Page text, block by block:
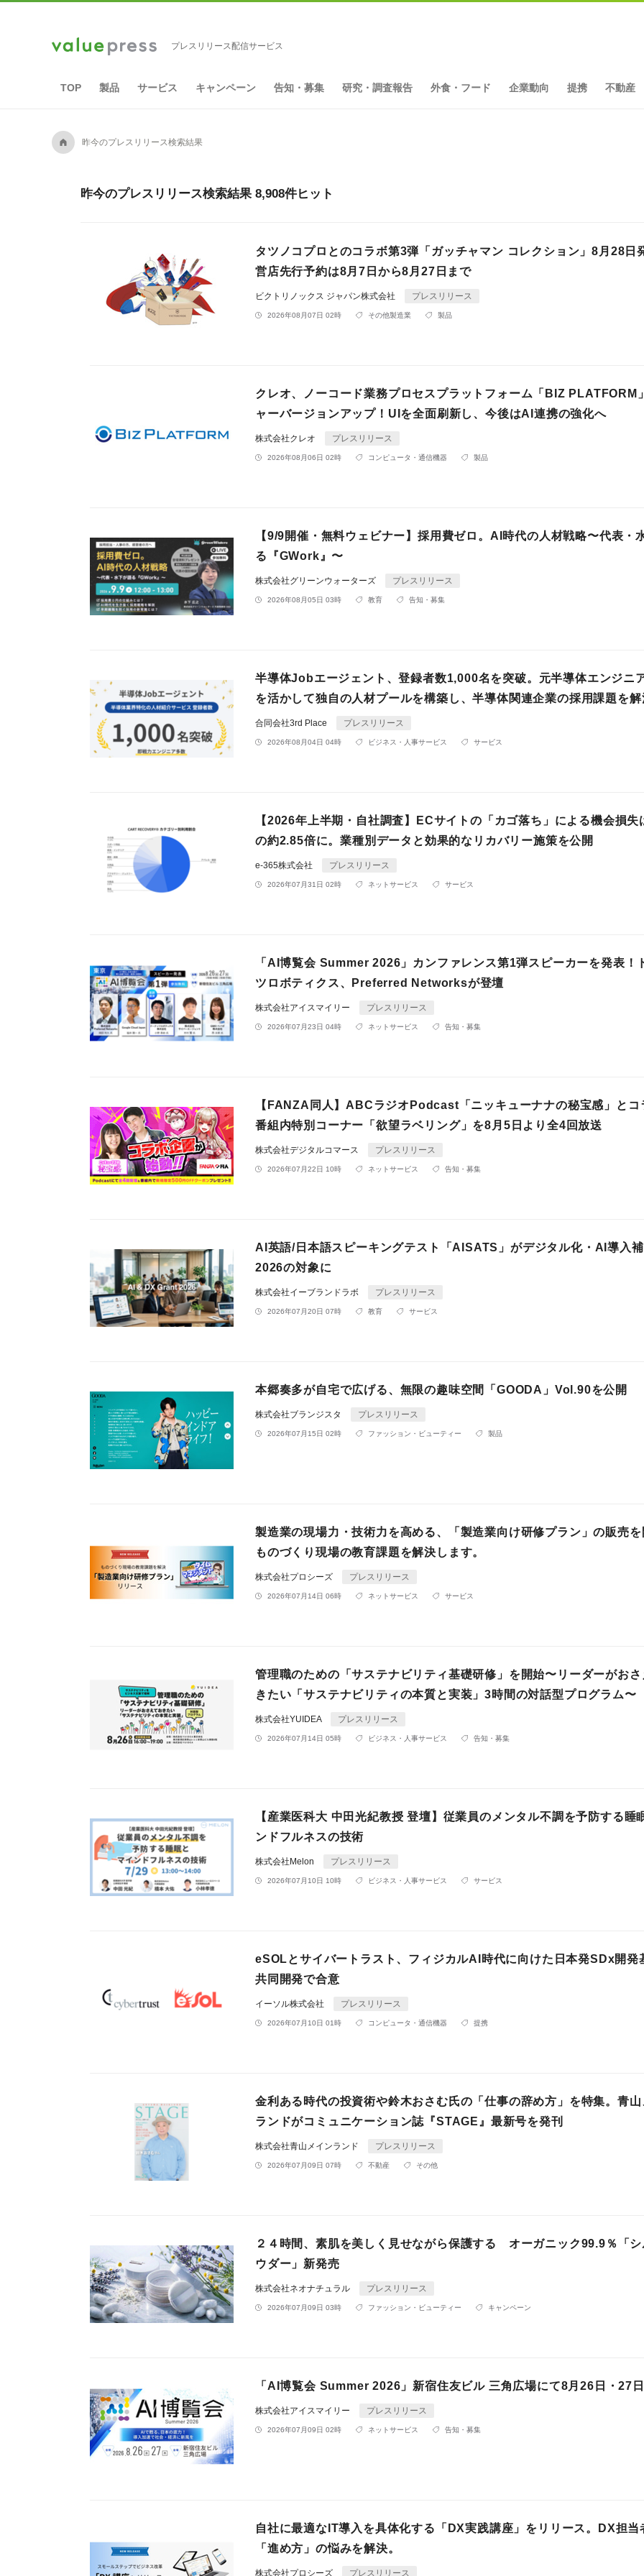
プレスリリース配信サービス
TOP 製品 サービス キャンペーン 告知・募集 研究・調査報告 外食・フード 企業動向 提携 不動産
A 昨今のプレスリリース検索結果
昨今のプレスリリース検索結果 8,908件ヒット
タツノコプロとのコラボ第3弾「ガッチャマン コレクション」8月28
営店先行予約は8月7日から8月27日まで
ビクトリノックス ジャパン株式会社 プレスリリース
2026年08月07日 02時 その他製造業 製品
クレオ、ノーコード業務プロセスプラットフォーム「BIZ PLATFORM
ャーバージョンアップ！UIを全面刷新し、今後はAI連携の強化へ
株式会社クレオ プレスリリース
2026年08月06日 02時 コンピュータ・通信機器 製品
【9/9開催・無料ウェビナー】採用費ゼロ。AI時代の人材戦略〜代表・
る『GWork』〜
株式会社グリーンウォーターズ プレスリリース
2026年08月05日 03時 教育 告知・募集
半導体Jobエージェント、登録者数1,000名を突破。元半導体エンジニ
を活かして独自の人材プールを構築し、半導体関連企業の採用課題を解
合同会社3rd Place プレスリリース
2026年08月04日 04時 ビジネス・人事サービス サービス
【2026年上半期・自社調査】ECサイトの「カゴ落ち」による機会損失
の約2.85倍に。業種別データと効果的なリカバリー施策を公開
e-365株式会社 プレスリリース
2026年07月31日 02時 ネットサービス サービス
「AI博覧会 Summer 2026」カンファレンス第1弾スピーカーを発表！
ツロボティクス、Preferred Networksが登壇
株式会社アイスマイリー プレスリリース
2026年07月23日 04時 ネットサービス 告知・募集
【FANZA同人】ABCラジオPodcast「ニッキューナナの秘宝感」とコ
番組内特別コーナー「欲望ラベリング」を8月5日より全4回放送
株式会社デジタルコマース プレスリリース
2026年07月22日 10時 ネットサービス 告知・募集
AI英語/日本語スピーキングテスト「AISATS」がデジタル化・AI導入
2026の対象に
株式会社イーブランドラボ プレスリリース
2026年07月20日 07時 教育 サービス
本郷奏多が自宅で広げる、無限の趣味空間「GOODA」Vol.90を公開
株式会社ブランジスタ プレスリリース
2026年07月15日 02時 ファッション・ビューティー 製品
製造業の現場力・技術力を高める、「製造業向け研修プラン」の販売
ものづくり現場の教育課題を解決します。
株式会社プロシーズ プレスリリース
2026年07月14日 06時 ネットサービス サービス
管理職のための「サステナビリティ基礎研修」を開始〜リーダーがお
きたい「サステナビリティの本質と実装」3時間の対話型プログラム〜
株式会社YUIDEA プレスリリース
2026年07月14日 05時 ビジネス・人事サービス 告知・募集
【産業医科大 中田光紀教授 登壇】従業員のメンタル不調を予防する睡
ンドフルネスの技術
株式会社Melon プレスリリース
2026年07月10日 10時 ビジネス・人事サービス サービス
eSOLとサイバートラスト、フィジカルAI時代に向けた日本発SDx開発
共同開発で合意
イーソル株式会社 プレスリリース
2026年07月10日 01時 コンピュータ・通信機器 提携
金利ある時代の投資術や鈴木おさむ氏の「仕事の辞め方」を特集。青
ランドがコミュニケーション誌『STAGE』最新号を発刊
株式会社青山メインランド プレスリリース
2026年07月09日 07時 不動産 その他
２４時間、素肌を美しく見せながら保護する オーガニック99.9％「
ウダー」新発売
株式会社ネオナチュラル プレスリリース
2026年07月09日 03時 ファッション・ビューティー キャンペーン
「AI博覧会 Summer 2026」新宿住友ビル 三角広場にて8月26日・27
株式会社アイスマイリー プレスリリース
2026年07月09日 02時 ネットサービス 告知・募集
自社に最適なIT導入を具体化する「DX実践講座」をリリース。DX担当
「進め方」の悩みを解決。
株式会社プロシーズ プレスリリース